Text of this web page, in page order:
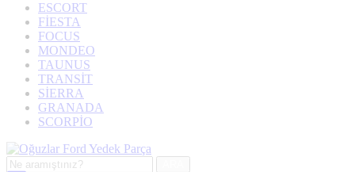
ESCORT
FİESTA
FOCUS
MONDEO
TAUNUS
TRANSİT
SİERRA
GRANADA
SCORPİO